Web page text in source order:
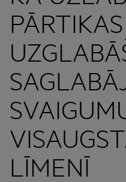
PĀRTIKAS
LĪMENĪ